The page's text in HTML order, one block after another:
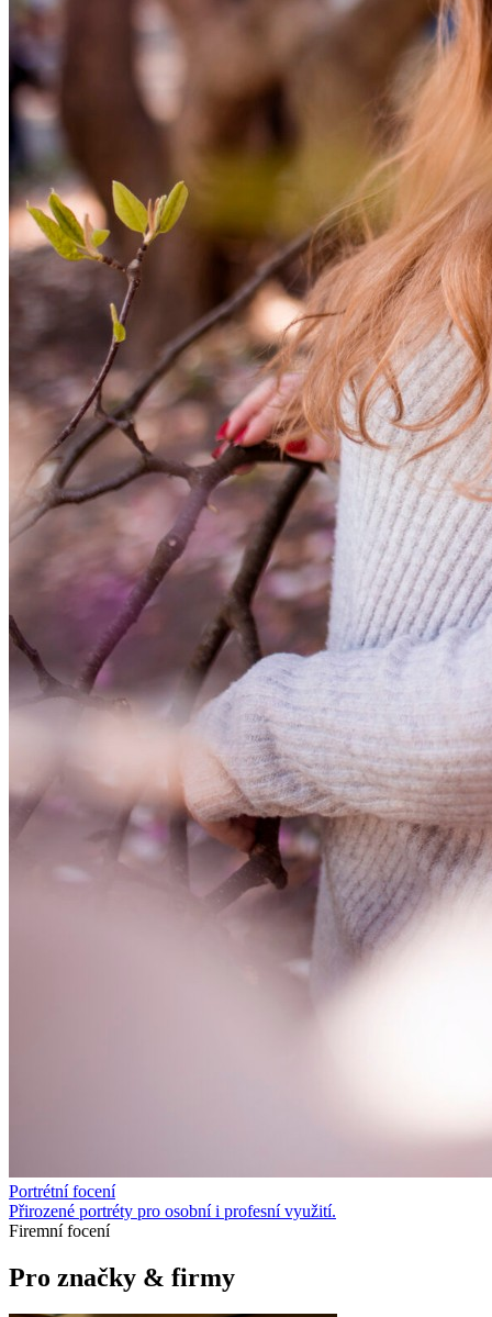
Portrétní focení
Přirozené portréty pro osobní i profesní využití.
Firemní focení
Pro značky & firmy